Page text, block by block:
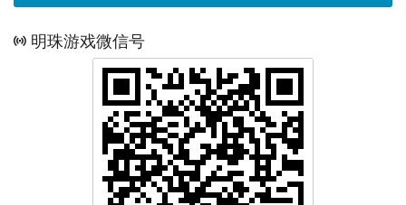
明珠游戏微信号